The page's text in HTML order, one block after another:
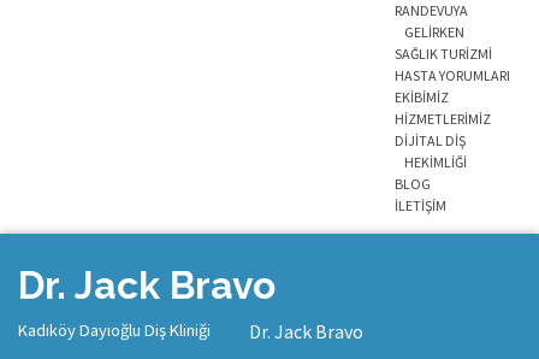
RANDEVUYA
GELİRKEN
SAĞLIK TURİZMİ
HASTA YORUMLARI
EKİBİMİZ
HİZMETLERİMİZ
DİJİTAL DİŞ
HEKİMLİĞİ
BLOG
İLETİŞİM
Dr. Jack Bravo
Kadıköy Dayıoğlu Diş Kliniği Dr. Jack Bravo